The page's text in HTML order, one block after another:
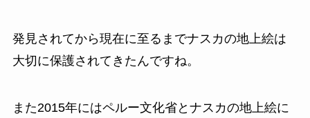
発見されてから現在に至るまでナスカの地上絵は
大切に保護されてきたんですね。
また2015年にはペルー文化省とナスカの地上絵に